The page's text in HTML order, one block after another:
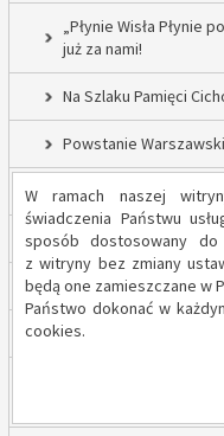
W ramach naszej
świadczenia Państwu
sposób dostosowany do
z witryny bez zmiany
będą one zamieszczane w
Państwo dokonać w
cookies.
„Płynie Wisła Płynie
już za nami!
Na Szlaku Pamięci
Powstanie
52 nowe lampy uliczne
Inwestycja drogowa
Trwają inwestycje w
„Modernizacja
Strażacy z OSP Iłów